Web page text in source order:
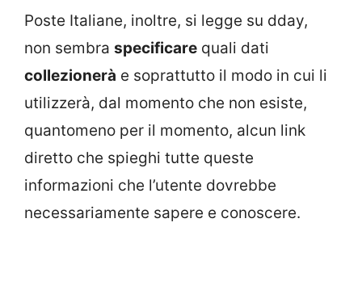
Poste Italiane, inoltre, si legge su dday,
non sembra specificare quali dati
collezionerà e soprattutto il modo in cui li
utilizzerà, dal momento che non esiste,
quantomeno per il momento, alcun link
diretto che spieghi tutte queste
informazioni che l’utente dovrebbe
necessariamente sapere e conoscere.